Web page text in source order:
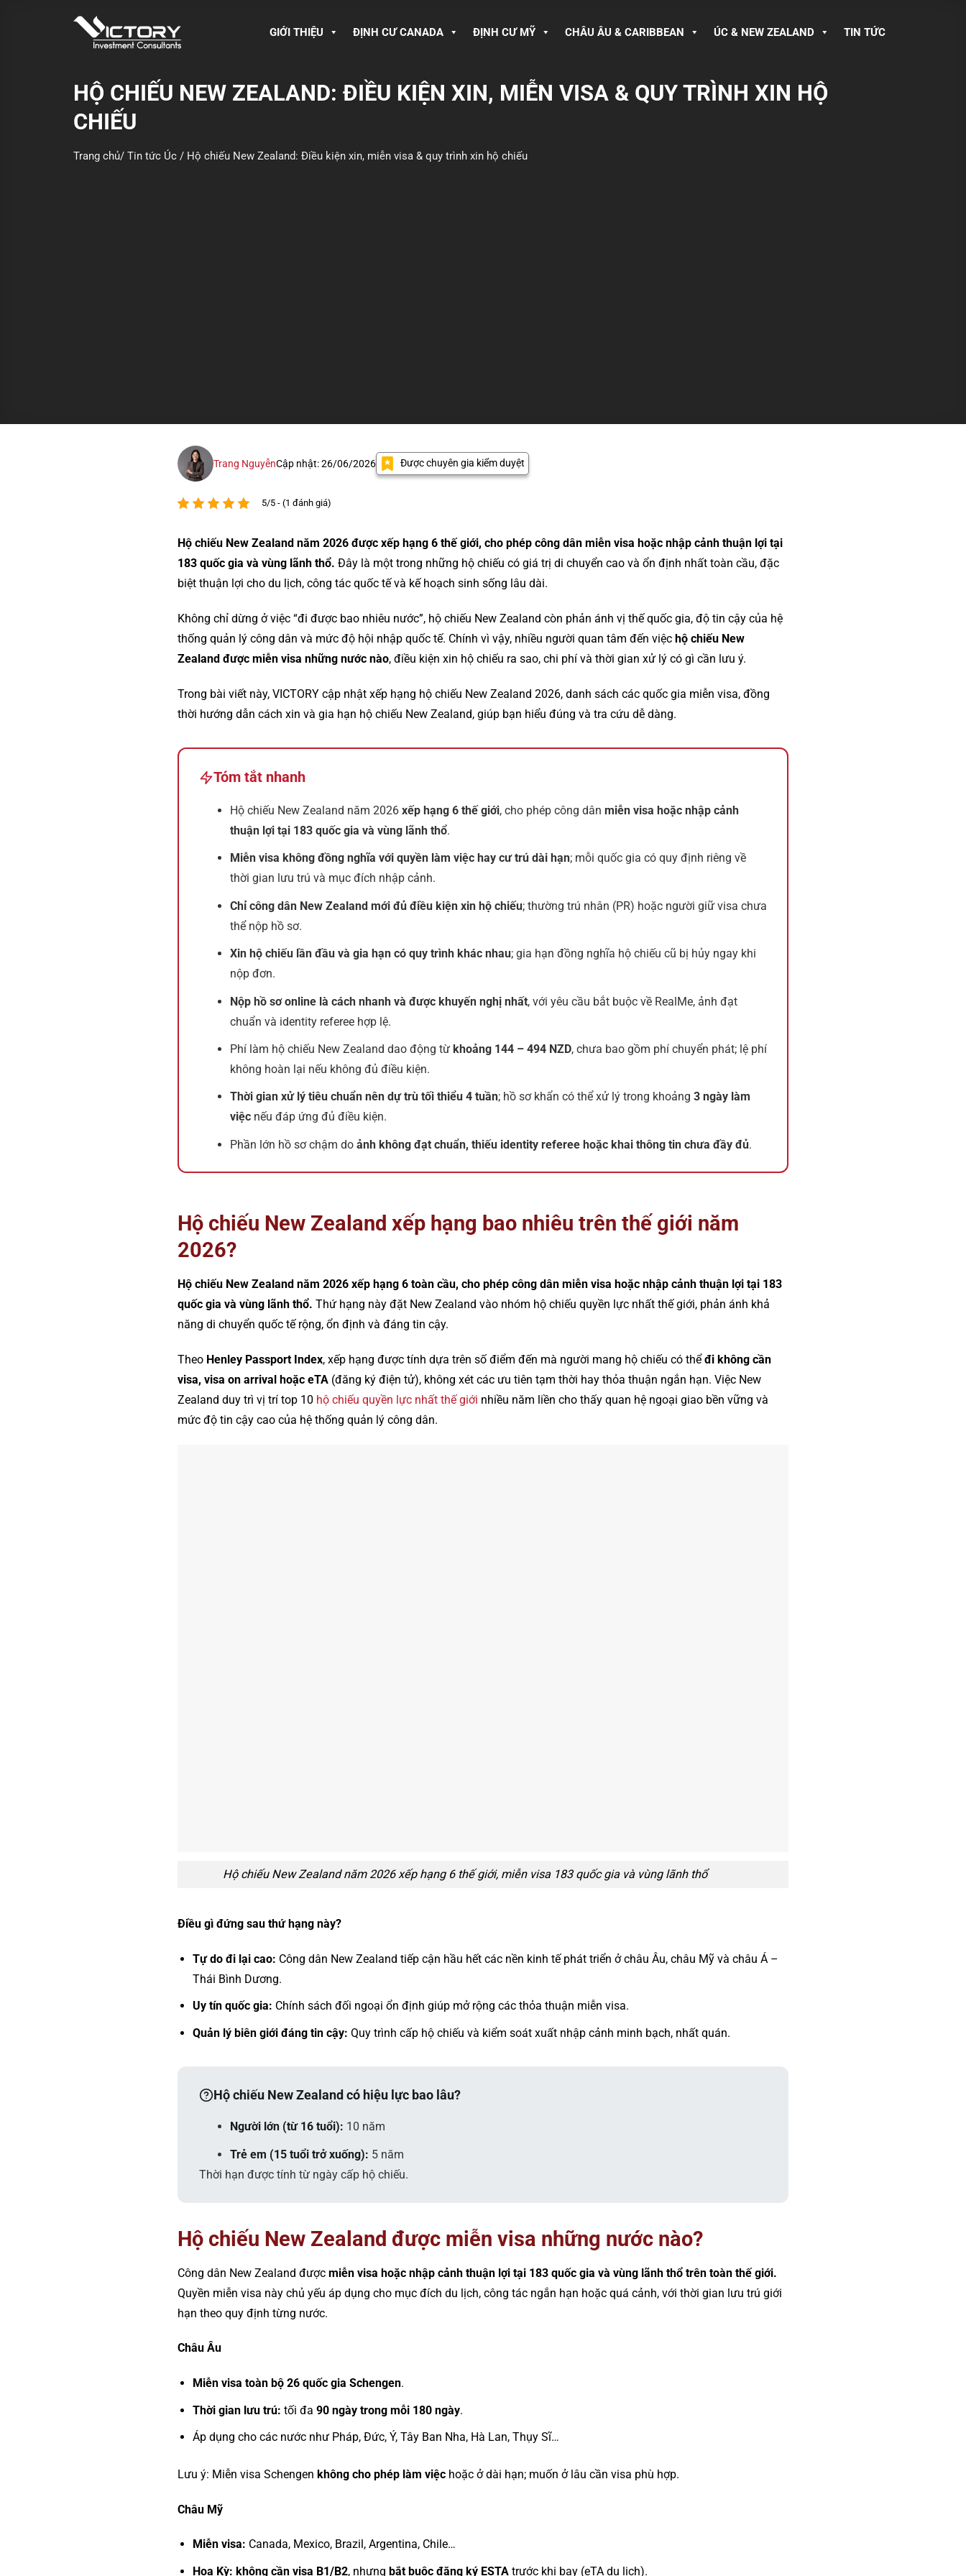
GIỚI THIỆU ĐỊNH CƯ CANADA ĐỊNH CƯ MỸ CHÂU ÂU & CARIBBEAN ÚC & NEW ZEALAND TIN TỨC
HỘ CHIẾU NEW ZEALAND: ĐIỀU KIỆN XIN, MIỄN VISA & QUY TRÌNH XIN HỘ
CHIẾU
Trang chủ/ Tin tức Úc / Hộ chiếu New Zealand: Điều kiện xin, miễn visa & quy trình xin hộ chiếu
Trang NguyễnCập nhật: 26/06/2026 Được chuyên gia kiểm duyệt
5/5 - (1 đánh giá)
Hộ chiếu New Zealand năm 2026 được xếp hạng 6 thế giới, cho phép công dân miễn visa hoặc nhập cảnh thuận lợi tại
183 quốc gia và vùng lãnh thổ. Đây là một trong những hộ chiếu có giá trị di chuyển cao và ổn định nhất toàn cầu, đặc
biệt thuận lợi cho du lịch, công tác quốc tế và kế hoạch sinh sống lâu dài.
Không chỉ dừng ở việc “đi được bao nhiêu nước”, hộ chiếu New Zealand còn phản ánh vị thế quốc gia, độ tin cậy của hệ
thống quản lý công dân và mức độ hội nhập quốc tế. Chính vì vậy, nhiều người quan tâm đến việc hộ chiếu New
Zealand được miễn visa những nước nào, điều kiện xin hộ chiếu ra sao, chi phí và thời gian xử lý có gì cần lưu ý.
Trong bài viết này, VICTORY cập nhật xếp hạng hộ chiếu New Zealand 2026, danh sách các quốc gia miễn visa, đồng
thời hướng dẫn cách xin và gia hạn hộ chiếu New Zealand, giúp bạn hiểu đúng và tra cứu dễ dàng.
Tóm tắt nhanh
Hộ chiếu New Zealand năm 2026 xếp hạng 6 thế giới, cho phép công dân miễn visa hoặc nhập cảnh
thuận lợi tại 183 quốc gia và vùng lãnh thổ.
Miễn visa không đồng nghĩa với quyền làm việc hay cư trú dài hạn; mỗi quốc gia có quy định riêng về
thời gian lưu trú và mục đích nhập cảnh.
Chỉ công dân New Zealand mới đủ điều kiện xin hộ chiếu; thường trú nhân (PR) hoặc người giữ visa chưa
thể nộp hồ sơ.
Xin hộ chiếu lần đầu và gia hạn có quy trình khác nhau; gia hạn đồng nghĩa hộ chiếu cũ bị hủy ngay khi
nộp đơn.
Nộp hồ sơ online là cách nhanh và được khuyến nghị nhất, với yêu cầu bắt buộc về RealMe, ảnh đạt
chuẩn và identity referee hợp lệ.
Phí làm hộ chiếu New Zealand dao động từ khoảng 144 – 494 NZD, chưa bao gồm phí chuyển phát; lệ phí
không hoàn lại nếu không đủ điều kiện.
Thời gian xử lý tiêu chuẩn nên dự trù tối thiểu 4 tuần; hồ sơ khẩn có thể xử lý trong khoảng 3 ngày làm
việcnếu đáp ứng đủ điều kiện.
Phần lớn hồ sơ chậm do ảnh không đạt chuẩn, thiếu identity referee hoặc khai thông tin chưa đầy đủ.
Hộ chiếu New Zealand xếp hạng bao nhiêu trên thế giới năm
2026?
Hộ chiếu New Zealand năm 2026 xếp hạng 6 toàn cầu, cho phép công dân miễn visa hoặc nhập cảnh thuận lợi tại 183
quốc gia và vùng lãnh thổ. Thứ hạng này đặt New Zealand vào nhóm hộ chiếu quyền lực nhất thế giới, phản ánh khả
năng di chuyển quốc tế rộng, ổn định và đáng tin cậy.
Theo Henley Passport Index, xếp hạng được tính dựa trên số điểm đến mà người mang hộ chiếu có thểđi không cần
visa, visa on arrival hoặc eTA (đăng ký điện tử), không xét các ưu tiên tạm thời hay thỏa thuận ngắn hạn. Việc New
Zealand duy trì vị trí top 10 hộ chiếu quyền lực nhất thế giới nhiều năm liền cho thấy quan hệ ngoại giao bền vững và
mức độ tin cậy cao của hệ thống quản lý công dân.
Hộ chiếu New Zealand năm 2026 xếp hạng 6 thế giới, miễn visa 183 quốc gia và vùng lãnh thổ
Điều gì đứng sau thứ hạng này?
Tự do đi lại cao: Công dân New Zealand tiếp cận hầu hết các nền kinh tế phát triển ở châu Âu, châu Mỹ và châu Á –
Thái Bình Dương.
Uy tín quốc gia: Chính sách đối ngoại ổn định giúp mở rộng các thỏa thuận miễn visa.
Quản lý biên giới đáng tin cậy: Quy trình cấp hộ chiếu và kiểm soát xuất nhập cảnh minh bạch, nhất quán.
Hộ chiếu New Zealand có hiệu lực bao lâu?
Người lớn (từ 16 tuổi): 10 năm
Trẻ em (15 tuổi trở xuống): 5 năm
Thời hạn được tính từ ngày cấp hộ chiếu.
Hộ chiếu New Zealand được miễn visa những nước nào?
Công dân New Zealand được miễn visa hoặc nhập cảnh thuận lợi tại 183 quốc gia và vùng lãnh thổ trên toàn thế giới.
Quyền miễn visa này chủ yếu áp dụng cho mục đích du lịch, công tác ngắn hạn hoặc quá cảnh, với thời gian lưu trú giới
hạn theo quy định từng nước.
Châu Âu
Miễn visa toàn bộ 26 quốc gia Schengen.
Thời gian lưu trú: tối đa 90 ngày trong mỗi 180 ngày.
Áp dụng cho các nước như Pháp, Đức, Ý, Tây Ban Nha, Hà Lan, Thụy Sĩ…
Lưu ý: Miễn visa Schengen không cho phép làm việc hoặc ở dài hạn; muốn ở lâu cần visa phù hợp.
Châu Mỹ
Miễn visa: Canada, Mexico, Brazil, Argentina, Chile…
Hoa Kỳ: không cần visa B1/B2, nhưng bắt buộc đăng ký ESTAtrước khi bay (eTA du lịch).